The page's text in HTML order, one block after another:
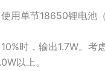
用单节18650锂电池
时，输出1.7W。考
以上。